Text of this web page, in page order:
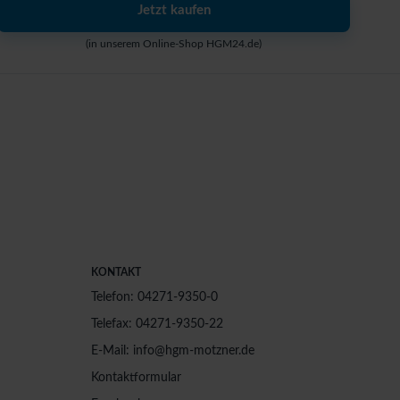
Jetzt kaufen
(in unserem Online-Shop HGM24.de)
KONTAKT
Telefon: 04271-9350-0
Telefax: 04271-9350-22
E-Mail: info@hgm-motzner.de
Kontaktformular